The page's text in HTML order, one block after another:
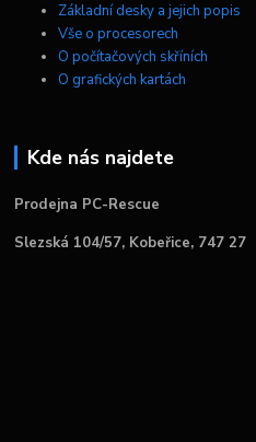
Základní desky a jejich popis
Vše o procesorech
O počítačových skříních
O grafických kartách
Kde nás najdete
Prodejna PC-Rescue
Slezská 104/57, Kobeřice, 747 27